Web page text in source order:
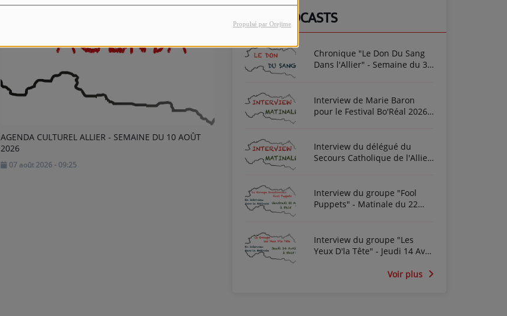
Propulsé par Orejime
AGENDA CULTUREL ALLIER - SEMAINE DU 10 AOÛT
2026
07 août 2026 - 09:25
NOS PODCASTS
Chronique "Le Don Du Sang
Dans l'Allier" - Semaine du 3
Interview de Marie Baron
pour le Festival Bo'Réal 2026
Interview du délégué du
Secours Catholique de l'Allier
Interview du groupe "Fool
Puppets" - Matinale du 22
Interview du groupe "Les
Yeux D'la Tête" - Jeudi 14 Avril
Voir plus